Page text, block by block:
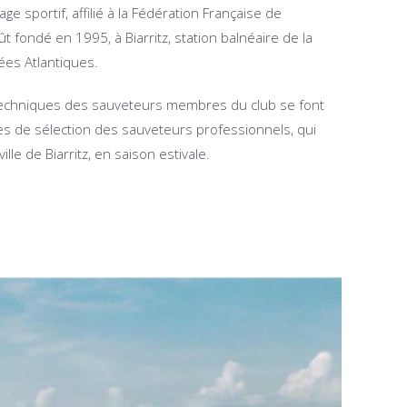
sportif, affilié à la Fédération Française de
fondé en 1995, à Biarritz, station balnéaire de la
Atlantiques.
des sauveteurs membres du club se font
de sélection des sauveteurs professionnels, qui
de Biarritz, en saison estivale.